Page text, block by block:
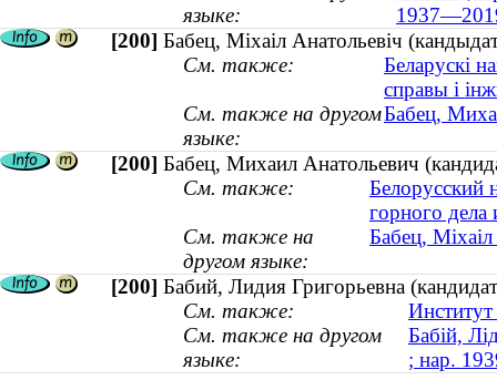
языке:
[200] Бабец, Міхаіл Анатольевіч
См. также:
Беларускі
справы і
См. также на другом
языке:
Бабец,
[200] Бабец, Михаил Анатольевич
См. также:
Белорусский
горного дела
См. также на
другом языке:
Бабец,
[200] Бабий, Лидия Григорьевна
См. также:
См. также на другом
языке:
Бабій,
; нар.